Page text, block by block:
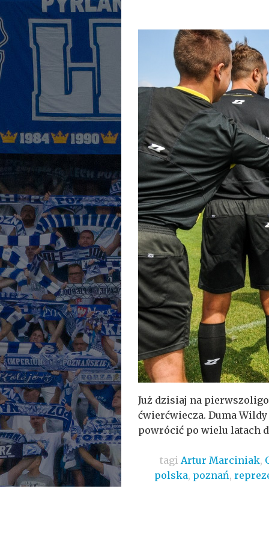
Już dzisiaj na
ćwierćwiecza. Duma
powrócić po wielu latach
tagi Artur Marciniak,
polska, poznań,